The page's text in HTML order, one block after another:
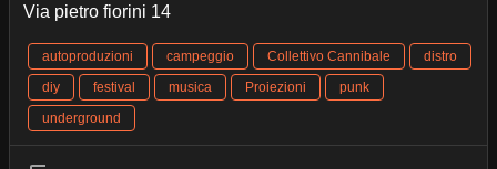
Via pietro fiorini 14
autoproduzioni campeggio Collettivo Cannibale
distro
diy
festival musica Proiezioni
punk
underground